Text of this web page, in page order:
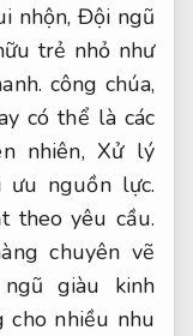
nhộn, Đội ngũ
trẻ nhỏ như
công chúa,
có thể là các
nhiên,Xử lý
ưu nguồn lực.
theo yêu cầu.
chuyên vẽ
giàu kinh
cho nhiều nhu